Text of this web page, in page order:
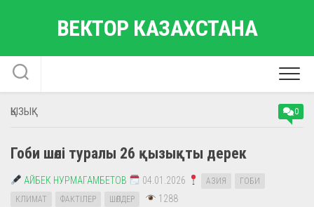
ВЕКТОР КАЗАХСТАНА
ҚЫЗЫҚ 0
Гоби шөлі туралы 26 қызықты дерек
АЙБЕК НУРМАГАМБЕТОВ 04.01.2026 АЗИЯ
ГОБИ
КЛИМАТ
ФАКТІЛЕР ШӨЛДЕР 1288